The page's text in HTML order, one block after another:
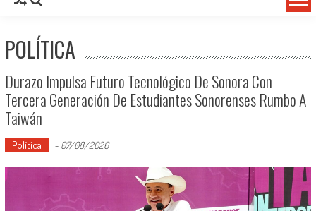
POLÍTICA
Durazo Impulsa Futuro Tecnológico De Sonora Con
Tercera Generación De Estudiantes Sonorenses Rumbo A
Taiwán
Política - 07/08/2026